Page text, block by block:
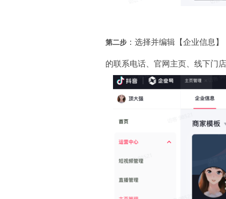
第二步 ：选择并编辑【企业信息
的联系电话、官网主页、线下门